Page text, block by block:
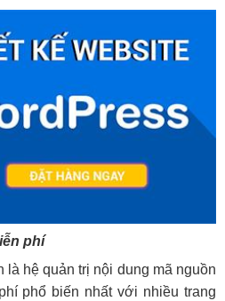
phí
là hệ quản trị nội dung mã nguồn
phổ biến nhất với nhiều trang